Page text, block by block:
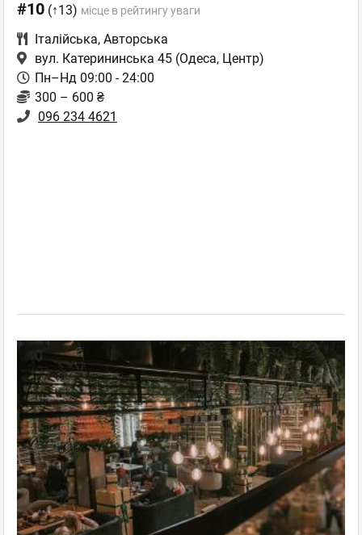
#10 (↑13) місце в рейтингу уваги
Італійська, Авторська
вул. Катерининська 45 (Одеса, Центр)
Пн–Нд 09:00 - 24:00
300 – 600 ₴
096 234 4621